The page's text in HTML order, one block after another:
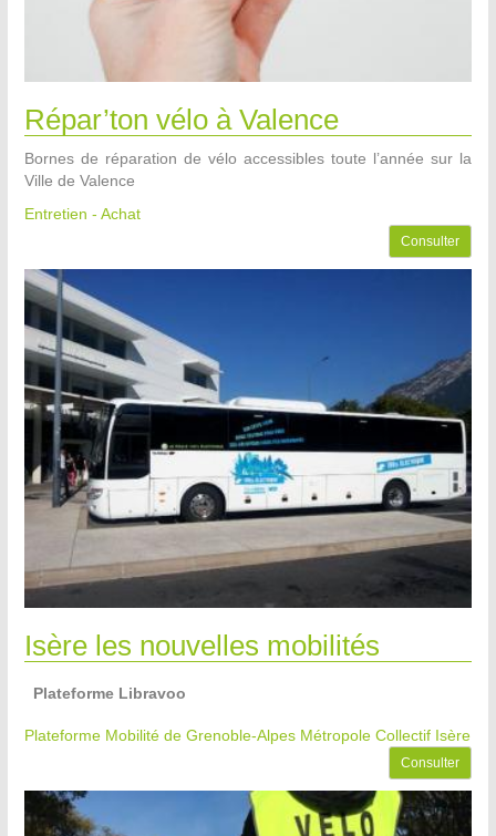
Répar’ton vélo à Valence
Bornes de réparation de vélo accessibles toute l’année sur la
Ville de Valence
Entretien - Achat
Consulter
Isère les nouvelles mobilités
Plateforme Libravoo
Plateforme Mobilité de Grenoble-Alpes Métropole Collectif Isère
Consulter